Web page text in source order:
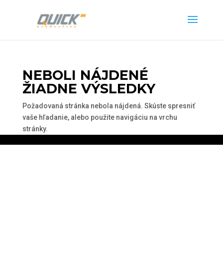
NEBOLI NÁJDENÉ
ŽIADNE VÝSLEDKY
Požadovaná stránka nebola nájdená. Skúste spresniť
vaše hľadanie, alebo použite navigáciu na vrchu
stránky.